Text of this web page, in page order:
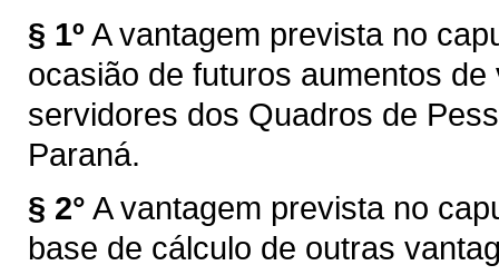
§ 1º A vantagem prevista no
ocasião de futuros aumentos
servidores dos Quadros de
Paraná.
§ 2° A vantagem prevista no
base de cálculo de outras